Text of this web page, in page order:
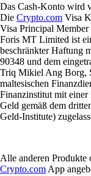
Das Cash-Konto wird
Die Crypto.com Visa
Visa Principal Member
Foris MT Limited ist
beschränkter Haftung
90348 und dem
Triq Mikiel Ang Borg,
maltesischen
Finanzinstitut mit
Geld gemäß dem
Geld-Institute)
Alle anderen Produkte
Crypto.com App